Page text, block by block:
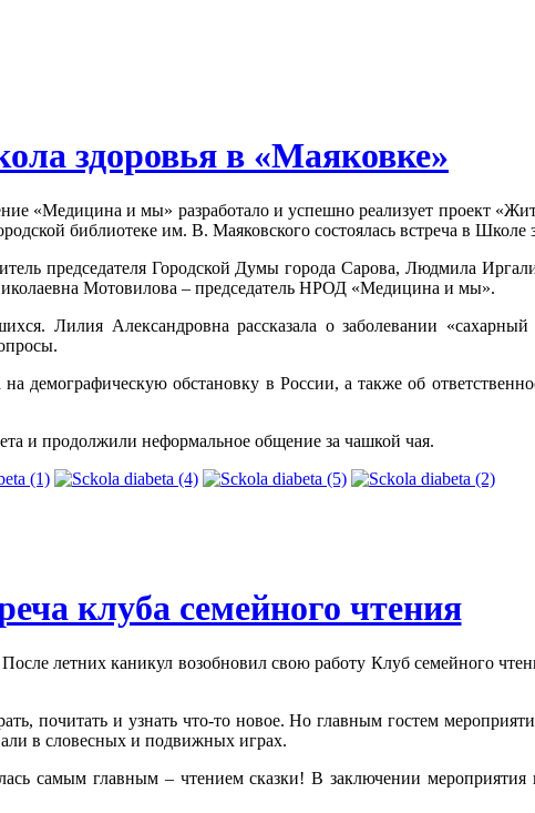
здоровья в «Маяковке»
«Медицина и мы» разработало и успешно реализует проект
библиотеке им. В. Маяковского состоялась встреча в Школе
председателя Городской Думы города Сарова, Людмила
Мотовилова – председатель НРОД «Медицина и мы».
Лилия Александровна рассказала о заболевании
демографическую обстановку в России, а также об
и продолжили неформальное общение за чашкой чая.
клуба семейного чтения
летних каникул возобновил свою работу Клуб семейного
почитать и узнать что-то новое. Но главным гостем
в словесных и подвижных играх.
самым главным – чтением сказки! В заключении